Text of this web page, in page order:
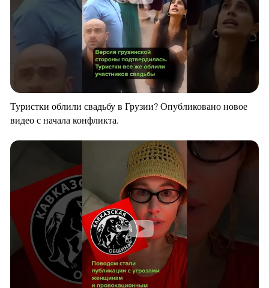
Туристки облили свадьбу в Грузии? Опубликовано новое
видео с начала конфликта.